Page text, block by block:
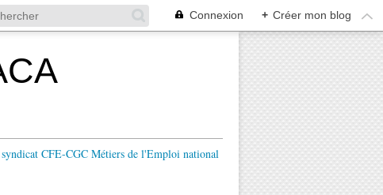
Connexion + Créer mon blog
CFE-CGC Métiers de l'Emploi national